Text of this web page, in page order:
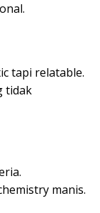
tapi relatable.
tidak
manis.